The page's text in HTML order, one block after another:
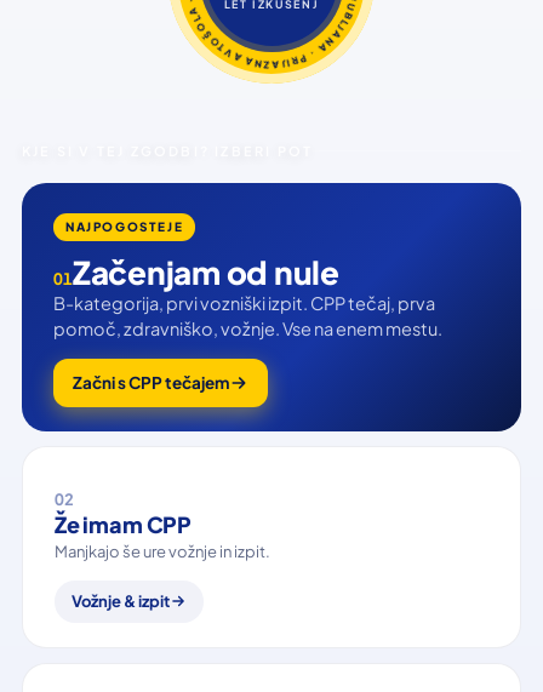
LET IZKUŠENJ
NAJPOGOSTEJE
01Začenjam od nule
B-kategorija, prvi vozniški izpit. CPP tečaj, prva
pomoč, zdravniško, vožnje. Vse na enem mestu.
Začni s CPP tečajem
02
Že imam CPP
Manjkajo še ure vožnje in izpit.
Vožnje & izpit